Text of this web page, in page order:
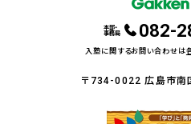
本部・
事務局 082-
入塾に関するお問い合わせは
〒734-0022 広島市南